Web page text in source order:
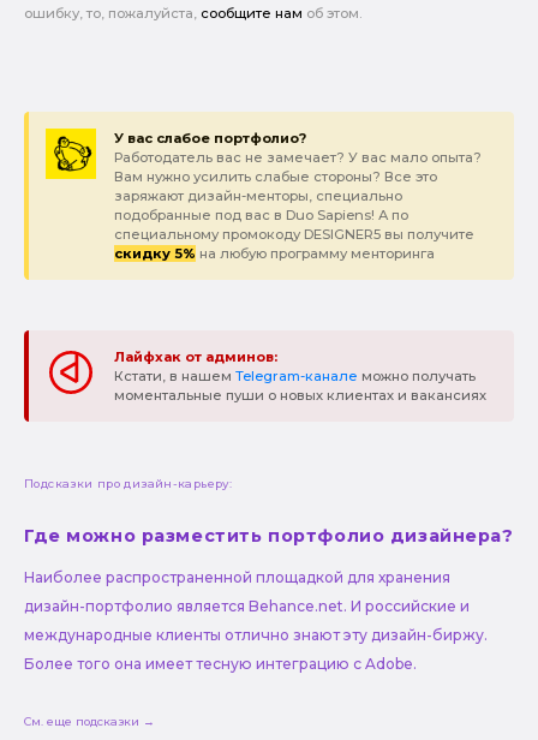
ошибку, то, пожалуйста, сообщите нам об этом.
У вас слабое портфолио?
Работодатель вас не замечает? У вас мало опыта?
Вам нужно усилить слабые стороны? Все это
заряжают дизайн-менторы, специально
подобранные под вас в Duo Sapiens! А по
специальному промокоду DESIGNER5 вы получите
скидку 5% на любую программу менторинга
Лайфхак от админов:
Кстати, в нашем Telegram-канале можно получать
моментальные пуши о новых клиентах и вакансиях
Подсказки про дизайн-карьеру:
Где можно разместить портфолио дизайнера?
Наиболее распространенной площадкой для хранения
дизайн-портфолио является Behance.net. И российские и
международные клиенты отлично знают эту дизайн-биржу.
Более того она имеет тесную интеграцию с Adobe.
См. еще подсказки →